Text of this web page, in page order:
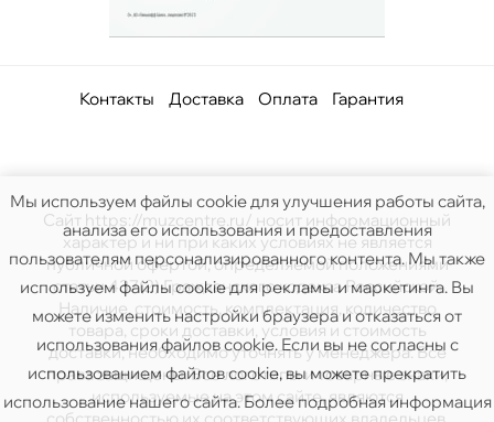
Контакты Доставка Оплата Гарантия
Сайт https://muzcentre.ru/ носит информационный
характер и ни при каких условиях не является
публичной офертой, определяемой положениями
статьи 437(2) Гражданского кодекса Российской.
Наличие, стоимость, комплектация, количество
товара, сроки доставки, условия и стоимость
доставки, необходимо уточнять у менеджера. Все
права защищены. Все логотипы и товарные знаки,
используемые на этом сайте, являются
Мы используем файлы cookie для улучшения работы сайта,
анализа его использования и предоставления
пользователям персонализированного контента. Мы также
используем файлы cookie для рекламы и маркетинга. Вы
можете изменить настройки браузера и отказаться от
использования файлов cookie. Если вы не согласны с
использованием файлов cookie, вы можете прекратить
использование нашего сайта. Более подробная информация